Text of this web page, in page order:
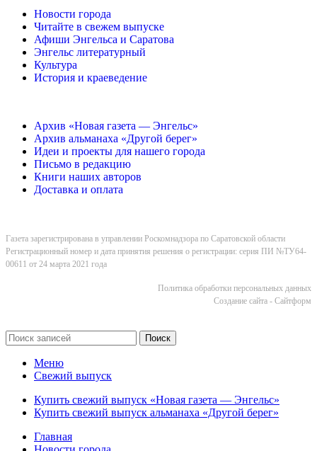
Новости города
Читайте в свежем выпуске
Афиши Энгельса и Саратова
Энгельс литературный
Культура
История и краеведение
Архив «Новая газета — Энгельс»
Архив альманаха «Другой берег»
Идеи и проекты для нашего города
Письмо в редакцию
Книги наших авторов
Доставка и оплата
Газета зарегистрирована в управлении Роскомнадзора по Саратовской области
Регистрационный номер и дата принятия решения о регистрации: серия ПИ №ТУ64-
00611 от 24 марта 2021 года
Политика обработки персональных данных
Cоздание сайта - Сайтформ
Поиск
Меню
Свежий выпуск
Купить свежий выпуск «Новая газета — Энгельс»
Купить свежий выпуск альманаха «Другой берег»
Главная